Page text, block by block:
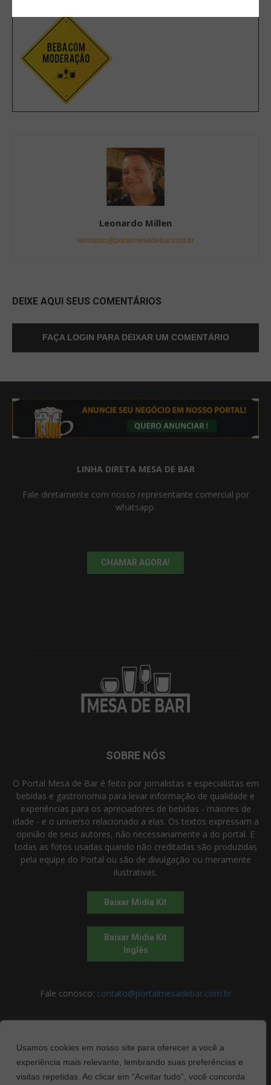
Usamos cookies em nosso site para oferecer a você a
experiência mais relevante, lembrando suas preferências e
visitas repetidas. Ao clicar em “Aceitar tudo”, você concorda
Leonardo Millen
leonardo@portalmesadebar.com.br
DEIXE AQUI SEUS COMENTÁRIOS
FAÇA LOGIN PARA DEIXAR UM COMENTÁRIO
LINHA DIRETA MESA DE BAR
Fale diretamente com nosso representante comercial por
whatsapp.
CHAMAR AGORA!
SOBRE NÓS
O Portal Mesa de Bar é feito por jornalistas e especialistas em
bebidas e gastronomia para levar informação de qualidade e
experiências para os apreciadores de bebidas - maiores de
idade - e o universo relacionado a elas. Os textos expressam a
opinião de seus autores, não necessariamente a do portal. E
todas as fotos usadas quando não creditadas são produzidas
pela equipe do Portal ou são de divulgação ou meramente
ilustrativas.
Baixar Mídia Kit
Baixar Mídia Kit
Inglês
Fale conosco: contato@portalmesadebar.com.br